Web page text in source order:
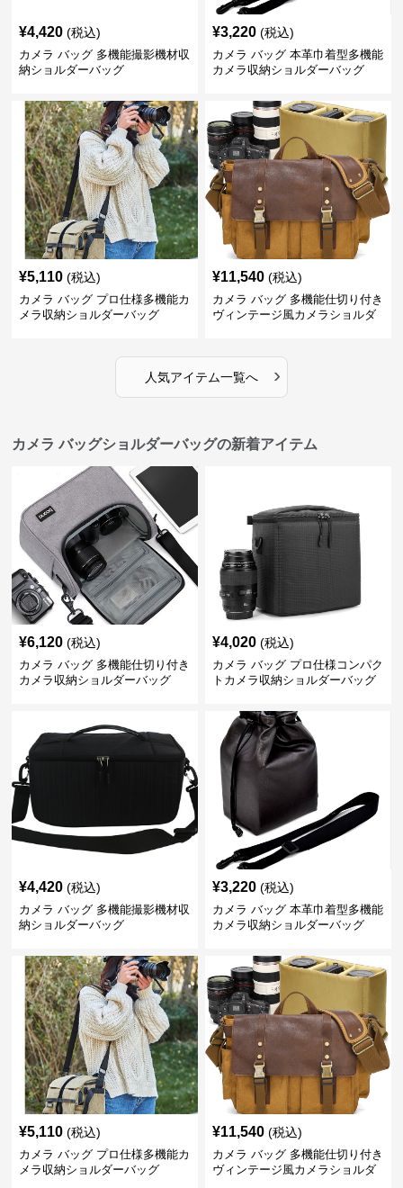
¥4,420 (税込)
カメラ バッグ 多機能撮影機材収
納ショルダーバッグ
¥3,220 (税込)
カメラ バッグ 本革巾着型多機能
カメラ収納ショルダーバッグ
¥5,110 (税込)
カメラ バッグ プロ仕様多機能カ
メラ収納ショルダーバッグ
¥11,540 (税込)
カメラ バッグ 多機能仕切り付き
ヴィンテージ風カメラショルダ
人気アイテム一覧へ ›
カメラ バッグショルダーバッグの新着アイテム
¥6,120 (税込)
カメラ バッグ 多機能仕切り付き
カメラ収納ショルダーバッグ
¥4,020 (税込)
カメラ バッグ プロ仕様コンパク
トカメラ収納ショルダーバッグ
¥4,420 (税込)
カメラ バッグ 多機能撮影機材収
納ショルダーバッグ
¥3,220 (税込)
カメラ バッグ 本革巾着型多機能
カメラ収納ショルダーバッグ
¥5,110 (税込)
カメラ バッグ プロ仕様多機能カ
メラ収納ショルダーバッグ
¥11,540 (税込)
カメラ バッグ 多機能仕切り付き
ヴィンテージ風カメラショルダ